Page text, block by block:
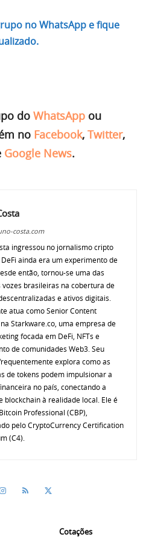
no WhatsApp e fique
do WhatsApp ou
no Facebook, Twitter,
Google News.
costa.com
ingressou no jornalismo cripto
ainda era um experimento de
então, tornou-se uma das
vozes brasileiras na cobertura de
e ativos digitais.
atua como Senior Content
Starkware.co, uma empresa de
focada em DeFi, NFTs e
de comunidades Web3. Seu
explora como as
de tokens podem impulsionar a
no país, conectando a
blockchain à realidade local. Ele é
Professional (CBP),
pelo CryptoCurrency Certification
(C4).
Cotações